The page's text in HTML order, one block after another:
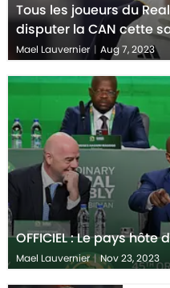
Tous les joueurs du
disputer la CAN cette
Mael Lauvernier | Aug 7, 2023
OFFICIEL : Le pays
Mael Lauvernier | Nov 23, 2023